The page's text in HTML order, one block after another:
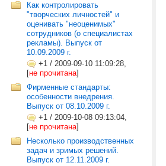
Как контролировать
"творческих личностей" и
оценивать "неоценимых"
сотрудников (о специалистах
рекламы). Выпуск от
10.09.2009 г.
+1 / 2009-09-10 11:09:28,
[не прочитана]
Фирменные стандарты:
особенности внедрения.
Выпуск от 08.10.2009 г.
+1 / 2009-10-08 09:13:04,
[не прочитана]
Несколько производственных
задач и зримых решений.
Выпуск от 12.11.2009 г.